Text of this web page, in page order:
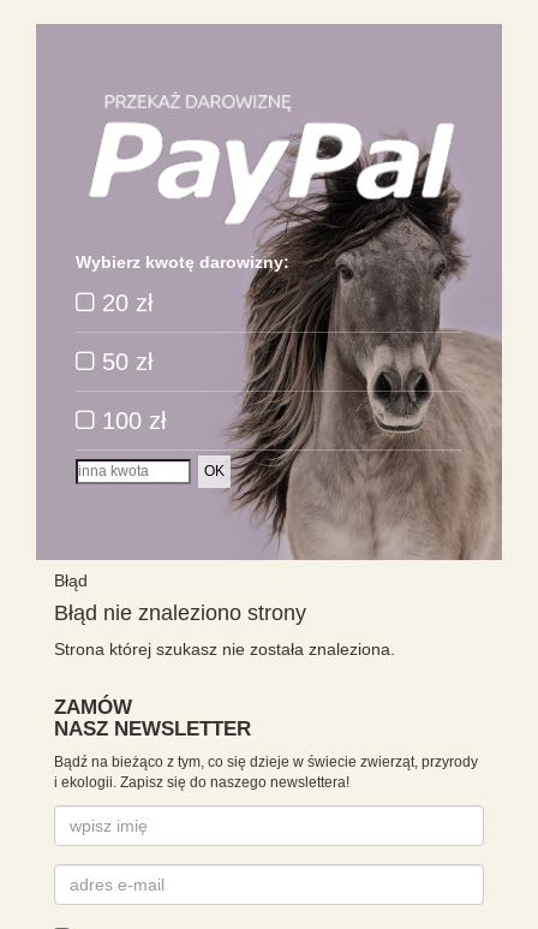
Wybierz kwotę darowizny:
20 zł
50 zł
100 zł
OK
Błąd
Błąd nie znaleziono strony
Strona której szukasz nie została znaleziona.
ZAMÓW
NASZ NEWSLETTER
Bądź na bieżąco z tym, co się dzieje w świecie zwierząt, przyrody
i ekologii. Zapisz się do naszego newslettera!